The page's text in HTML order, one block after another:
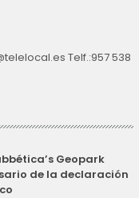
Telf.:957 538
Geopark
de la declaración